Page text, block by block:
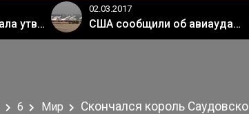
Палата лордов не стала утверждать законопроект о "брексите"
02.03.2017
США сообщили об авиаударе России по арабской коалиции в Сирии
6 Мир Скончался король